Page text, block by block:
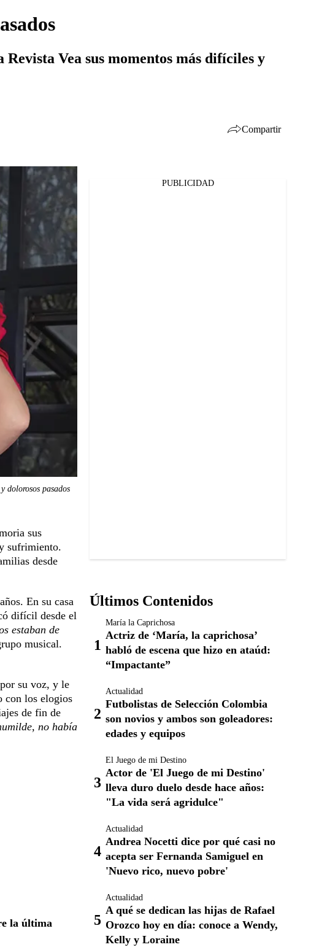
Vea sus momentos más difíciles y
Compartir
dolorosos pasados
sus
sufrimiento.
desde
En su casa
difícil desde el
estaban de
musical.
su voz, y le
con los elogios
de fin de
no había
la última
PUBLICIDAD
Últimos Contenidos
María la Caprichosa
Actriz de ‘María, la caprichosa’
habló de escena que hizo en ataúd:
“Impactante”
Actualidad
Futbolistas de Selección Colombia
son novios y ambos son goleadores:
edades y equipos
El Juego de mi Destino
Actor de 'El Juego de mi Destino'
lleva duro duelo desde hace años:
"La vida será agridulce"
Actualidad
Andrea Nocetti dice por qué casi no
acepta ser Fernanda Samiguel en
'Nuevo rico, nuevo pobre'
Actualidad
A qué se dedican las hijas de Rafael
Orozco hoy en día: conoce a Wendy,
Kelly y Loraine